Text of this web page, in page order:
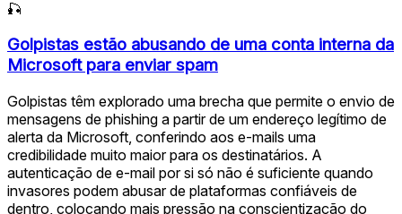
🎣
Golpistas estão abusando de uma conta interna da
Microsoft para enviar spam
Golpistas têm explorado uma brecha que permite o envio de
mensagens de phishing a partir de um endereço legítimo de
alerta da Microsoft, conferindo aos e-mails uma
credibilidade muito maior para os destinatários. A
autenticação de e-mail por si só não é suficiente quando
invasores podem abusar de plataformas confiáveis de
dentro, colocando mais pressão na conscientização do